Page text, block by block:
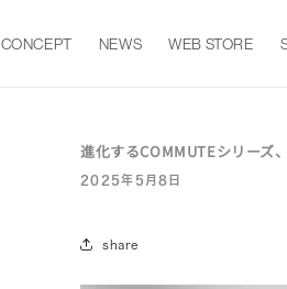
CONCEPT NEWS WEB STORE
進化するCOMMUTEシリーズ
2025年5月8日
share